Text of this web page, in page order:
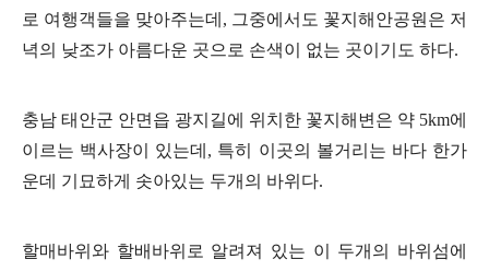
로 여행객들을 맞아주는데, 그중에서도 꽃지해안공원은 저
녁의 낮조가 아름다운 곳으로 손색이 없는 곳이기도 하다.
충남 태안군 안면읍 광지길에 위치한 꽃지해변은 약 5km에
이르는 백사장이 있는데, 특히 이곳의 볼거리는 바다 한가
운데 기묘하게 솟아있는 두개의 바위다.
할매바위와 할배바위로 알려져 있는 이 두개의 바위섬에